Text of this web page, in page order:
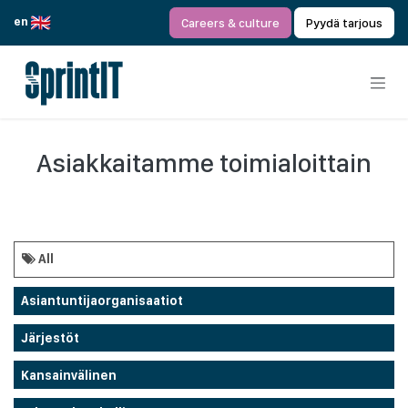
en
Careers & culture Pyydä tarjous
Asiakkaitamme toimialoittain
All
Asiantuntijaorganisaatiot
Järjestöt
Kansainvälinen